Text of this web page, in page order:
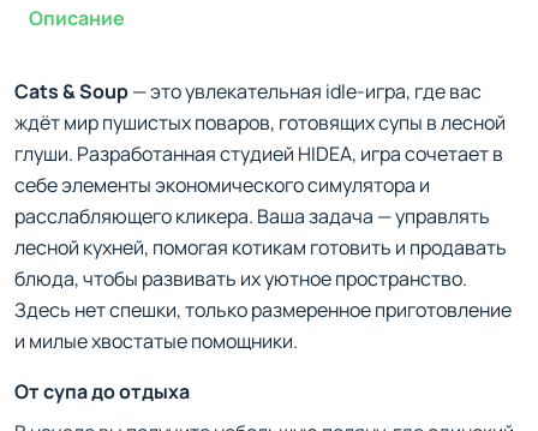
Описание
Cats & Soup— это увлекательная idle-игра, где вас
ждёт мир пушистых поваров, готовящих супы в лесной
глуши. Разработанная студией HIDEA, игра сочетает в
себе элементы экономического симулятора и
расслабляющего кликера. Ваша задача — управлять
лесной кухней, помогая котикам готовить и продавать
блюда, чтобы развивать их уютное пространство.
Здесь нет спешки, только размеренное приготовление
и милые хвостатые помощники.
От супа до отдыха